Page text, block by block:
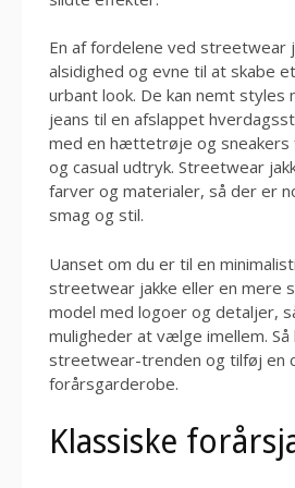
En af fordelene ved streetwear
alsidighed og evne til at skabe
urbant look. De kan nemt styles
jeans til en afslappet
med en hættetrøje og
og casual udtryk. Streetwear
farver og materialer, så der er
smag og stil.
Uanset om du er til en
streetwear jakke eller en mere
model med logoer og detaljer,
muligheder at vælge imellem. Så
streetwear-trenden og tilføj en
forårsgarderobe.
Klassiske